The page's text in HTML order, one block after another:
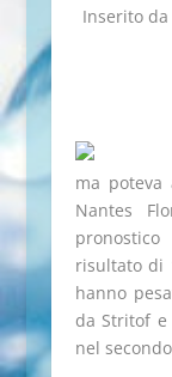
Inserito da
ma poteva
Nantes
risultato di
hanno
da Stritof e
nel